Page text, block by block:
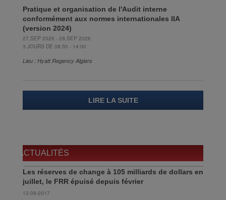
Pratique et organisation de l'Audit interne
conformément aux normes internationales IIA
(version 2024)
27,SEP 2026 - 29,SEP 2026
3 JOURS DE 08:30 - 14:00
Lieu : Hyatt Regency Algiers
LIRE LA SUITE
ACTUALITÉS
Les réserves de change à 105 milliards de dollars en
juillet, le FRR épuisé depuis février
12-09-2017